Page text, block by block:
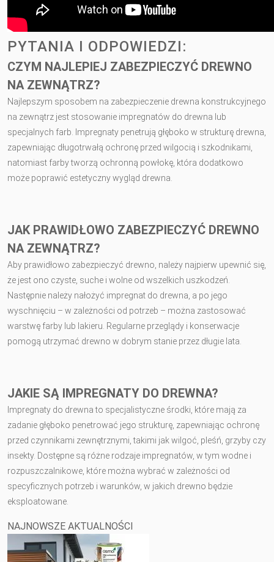
PYTANIA I ODPOWIEDZI:
CZYM NAJLEPIEJ ZABEZPIECZYĆ DREWNO
NA ZEWNĄTRZ?
Najlepszym sposobem na zabezpieczenie drewna konstrukcyjnego
na zewnątrz jest stosowanie impregnatów do drewna lub
specjalnych farb. Impregnaty penetrują głęboko w strukturę drewna,
zapewniając długotrwałą ochronę przed wilgocią i szkodnikami,
natomiast farby tworzą ochronną powłokę, która dodatkowo
może poprawić estetyczny wygląd drewna.
JAK PRAWIDŁOWO ZABEZPIECZYĆ DREWNO
NA ZEWNĄTRZ?
Aby prawidłowo zabezpieczyć drewno, należy najpierw upewnić się,
że jest ono czyste, suche i wolne od wszelkich uszkodzeń.
Następnie należy nałożyć impregnat do drewna, a po jego
wyschnięciu – w zależności od potrzeb – można zastosować
warstwę farby lub lakieru. Regularne przeglądy i konserwacje
pomogą utrzymać drewno w dobrym stanie przez długie lata.
JAKIE SĄ IMPREGNATY DO DREWNA?
Impregnaty do drewna to specjalistyczne środki, które mają za
zadanie głęboko penetrować jego strukturę, zapewniając ochronę
przed czynnikami zewnętrznymi, takimi jak wilgoć, pleśń, grzyby czy
insekty. Dostępne są różne rodzaje impregnatów, w tym wodne i
rozpuszczalnikowe, które można wybrać w zależności od
specyficznych potrzeb i warunków, w jakich drewno będzie
eksploatowane.
NAJNOWSZE AKTUALNOŚCI